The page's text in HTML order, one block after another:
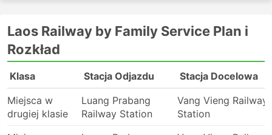
Laos Railway by Family Service Plan i
Rozkład
Klasa Stacja Odjazdu
Stacja Docelowa
Miejsca w
drugiej klasie
Luang Prabang
Railway Station
Vang Vieng Railway
Station